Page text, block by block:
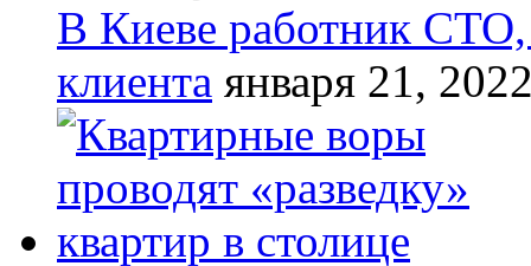
В Киеве работник
клиента января 21,